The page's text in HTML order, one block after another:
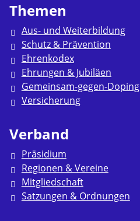
Themen
Aus- und Weiterbildung
Schutz & Prävention
Ehrenkodex
Ehrungen & Jubiläen
Gemeinsam-gegen-Doping
Versicherung
Verband
Präsidium
Regionen & Vereine
Mitgliedschaft
Satzungen & Ordnungen